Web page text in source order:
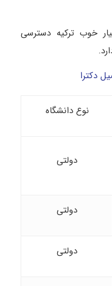
خوب ترکیه دسترسی
دکترا
نوع دانشگاه
دولتی
دولتی
دولتی